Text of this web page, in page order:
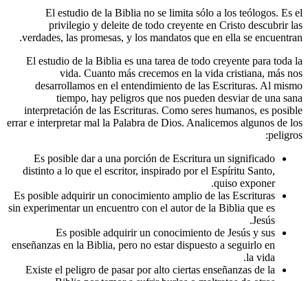
El estudio de la Biblia no se limita
privilegio y deleite de todo
verdades, las promesas, y los mandatos
El estudio de la Biblia es una tarea de
vida. Cuanto más crecemos en
desarrollamos en el entendimiento
tiempo, hay peligros que nos
interpretación de las Escrituras. Como
errar e interpretar mal la Palabra de Dios.
Es posible dar a una porción de
distinto a lo que el escritor, inspirado
Es posible adquirir un conocimiento
sin experimentar un encuentro con el autor
Es posible adquirir un
enseñanzas en la Biblia, pero no estar
Existe el peligro de pasar por alto